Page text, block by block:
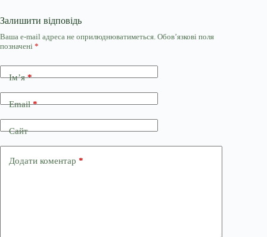
Залишити відповідь
Ваша e-mail адреса не оприлюднюватиметься. Обов’язкові поля
позначені *
Ім’я*
Email*
Сайт
Додати коментар *